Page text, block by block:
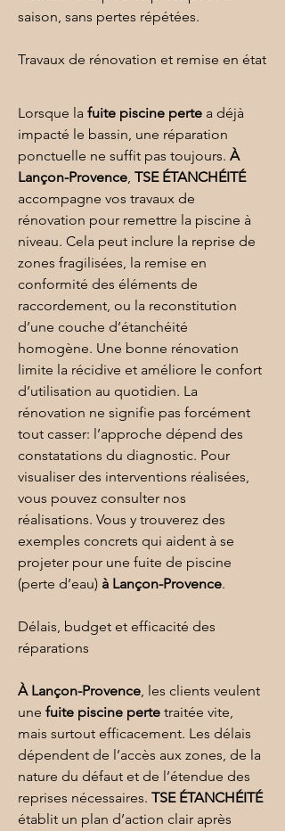
saison, sans pertes répétées.
Travaux de rénovation et remise en état
Lorsque la fuite piscine perte a déjà
impacté le bassin, une réparation
ponctuelle ne suffit pas toujours. À
Lançon-Provence, TSE ÉTANCHÉITÉ
accompagne vos travaux de
rénovation pour remettre la piscine à
niveau. Cela peut inclure la reprise de
zones fragilisées, la remise en
conformité des éléments de
raccordement, ou la reconstitution
d’une couche d’étanchéité
homogène. Une bonne rénovation
limite la récidive et améliore le confort
d’utilisation au quotidien. La
rénovation ne signifie pas forcément
tout casser: l’approche dépend des
constatations du diagnostic. Pour
visualiser des interventions réalisées,
vous pouvez consulter nos
réalisations. Vous y trouverez des
exemples concrets qui aident à se
projeter pour une fuite de piscine
(perte d’eau) à Lançon-Provence.
Délais, budget et efficacité des
réparations
À Lançon-Provence, les clients veulent
une fuite piscine perte traitée vite,
mais surtout efficacement. Les délais
dépendent de l’accès aux zones, de la
nature du défaut et de l’étendue des
reprises nécessaires. TSE ÉTANCHÉITÉ
établit un plan d’action clair après